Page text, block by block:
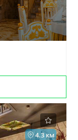
4.3 км